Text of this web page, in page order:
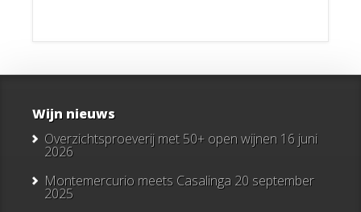
Wijn nieuws
Overzichtsproeverij met 50+ open wijnen 16 juni
2026
Montemercurio meets Casalinga 20 september
2025